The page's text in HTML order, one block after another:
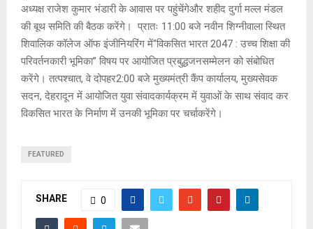
अध्यक्ष राजेश कुमार भंडारी के आवास पर पहुंचेंगेऔर शहीद दुर्गा मल्ल मंडल
की बूथ समिति की बैठक करेंगे। प्रातः 11:00 बजे नवीन शिग्नीवाला स्थित
शिवालिक कॉलेज ऑफ इंजीनियरिंग में“विकसित भारत 2047 : उच्च शिक्षा की
परिवर्तनकारी भूमिका” विषय पर आयोजित प्रबुद्धजनसम्मेलन को संबोधित
करेंगे। तत्पश्चात, वे दोपहर2:00 बजे मुख्यमंत्री कैंप कार्यालय, मुख्यसेवक
सदन, देहरादून में आयोजित युवा संवादकार्यक्रम में युवाओं के साथ संवाद कर
विकसित भारत के निर्माण में उनकी भूमिका पर चर्चाकरेंगे।
FEATURED
SHARE 0